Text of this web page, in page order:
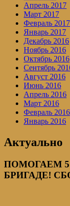
Апрель 2017
Март 2017
Февраль 2017
Январь 2017
Декабрь 2016
Ноябрь 2016
Октябрь 2016
Сентябрь
Август 2016
Июнь 2016
Апрель 2016
Март 2016
Февраль 2016
Январь 2016
Актуально
ПОМОГАЕМ
БРИГАДЕ!